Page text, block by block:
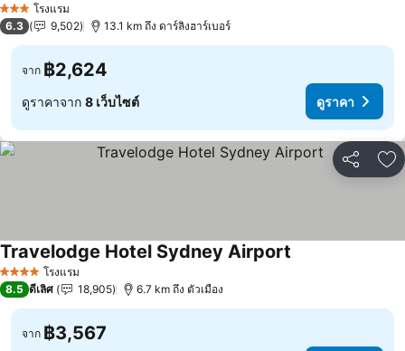
3 ดาว โรงแรม
6.3 9,502 13.1 km ถึง ดาร์ลิงฮาร์เบอร์
จาก ฿2,624
ดูราคาจาก 8 เว็บไซต์ ดูราคา
แชร์ เ
4 ดาว โรงแรม
Travelodge Hotel Sydney Airport
8.5 ดีเลิศ 18,905 6.7 km ถึง ตัวเมือง
จาก ฿3,567